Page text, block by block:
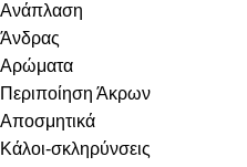
Ανάπλαση
Άνδρας
Αρώματα
Περιποίηση Άκρων
Αποσμητικά
Κάλοι-σκληρύνσεις